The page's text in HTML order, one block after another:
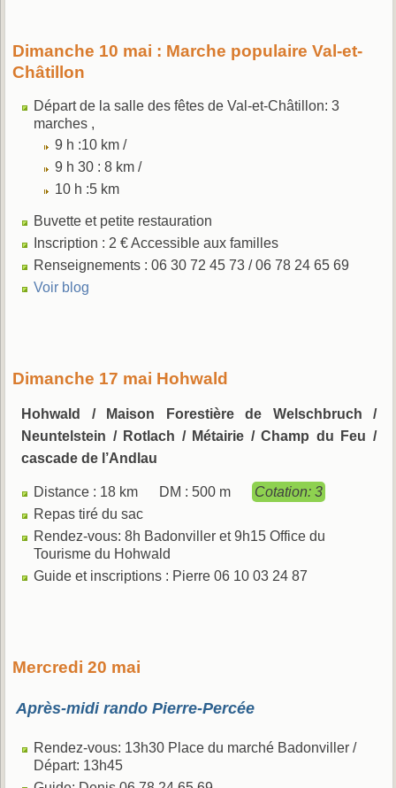
Dimanche 10 mai : Marche populaire Val-et-
Châtillon
Départ de la salle des fêtes de Val-et-Châtillon: 3
marches ,
9 h :10 km /
9 h 30 : 8 km /
10 h :5 km
Buvette et petite restauration
Inscription : 2 € Accessible aux familles
Renseignements : 06 30 72 45 73 / 06 78 24 65 69
Voir blog
Dimanche 17 mai Hohwald
Hohwald / Maison Forestière de Welschbruch /
Neuntelstein / Rotlach / Métairie / Champ du Feu /
cascade de l’Andlau
Distance : 18 km DM : 500 m
Cotation: 3
Repas tiré du sac
Rendez-vous: 8h Badonviller et 9h15 Office du
Tourisme du Hohwald
Guide et inscriptions : Pierre 06 10 03 24 87
Mercredi 20 mai
Après-midi rando Pierre-Percée
Rendez-vous: 13h30 Place du marché Badonviller /
Départ: 13h45